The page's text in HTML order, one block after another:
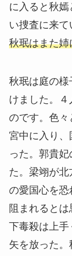
に入ると秋
い捜査に来て
秋珉はまた
秋珉は庭の
けました。
のです。色々
宮中に入り、
った。郭貴
た。梁翊が
の愛国心を恐
阻まれると
下毒殺は上手
矢を放った